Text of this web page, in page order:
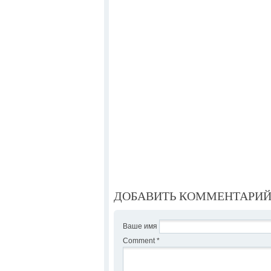
ДОБАВИТЬ КОММЕНТАРИЙ
Ваше имя
Comment *